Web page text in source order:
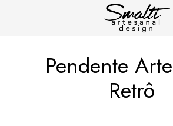
Pendente
Retrô